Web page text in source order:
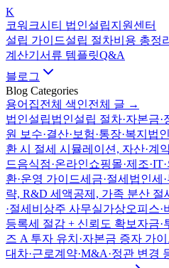
K
코워크시티 법인설립지원센터
설립 가이드설립 절차비용 총정리
계산기 서류 템플릿Q&A
블로그
Blog Categories
용어집전체 색인전체 글 →
법인설립법인설립 절차·자본금·
원 보수·결산·보험·통장·복지 법
환 시 절세 시뮬레이션, 자산·계
드음식점·온라인쇼핑몰·제조
환·운영 가이드세금·절세 법인세
략, R&D 세액공제, 가족 분산 절
·절세 비상주 사무실가상오피스·
등록세 절감 + 신뢰도 확보 자금·
즈 A 투자 유치·자본금 증자 가이
대차·근로계약·M&A·정관 변경